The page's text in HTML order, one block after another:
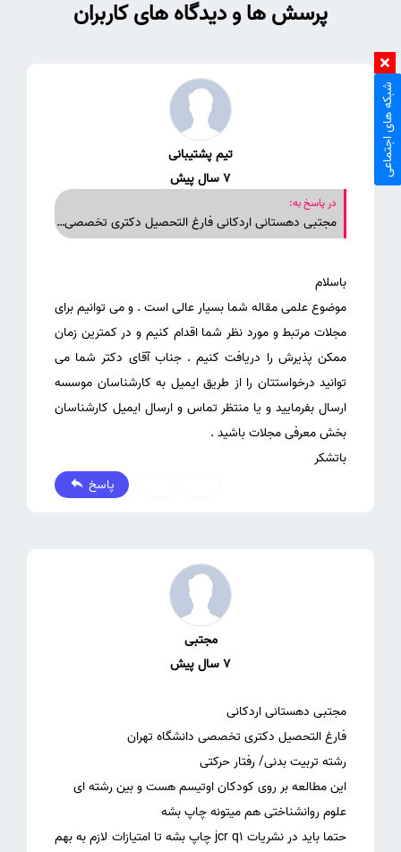
پرسش ها و دیدگاه های کاربران
تیم پشتیبانی
7 سال پیش
در پاسخ به:
مجتبی دهستانی اردکانی فارغ التحصیل دکتری تخصصی دانشگاه تهران رشته تربیت بدنی/ رفتار حرکتی این مطالعه بر روی کودکان اوتیسم هست و بین رشته ای علوم روانشناختی هم میتونه چاپ بشه حتما باید در نشریات jcr q1 چاپ بشه تا امتیازات لازم به بهم بدن ممنون
موضوع علمی مقاله شما بسیار عالی است . و می توانیم برای
مجلات مرتبط و مورد نظر شما اقدام کنیم و در کمترین زمان
ممکن پذیرش را دریافت کنیم . جناب آقای دکتر شما می
توانید درخواستتان را از طریق ایمیل به کارشناسان موسسه
ارسال بفرمایید و یا منتظر تماس و ارسال ایمیل کارشناسان
باتشکر
پاسخ
مجتبی
7 سال پیش
حتما باید در نشریات jcr q1 چاپ بشه تا امتیازات لازم به بهم
شبکه های اجتماعی